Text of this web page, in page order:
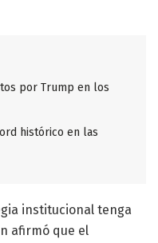
por Trump en los
histórico en las
institucional tenga
afirmó que el